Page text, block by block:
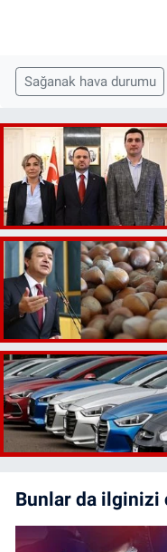
Sağanak hava durumu
Bunlar da ilginizi